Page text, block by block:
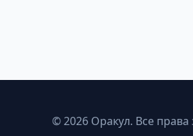
©2026 Оракул. Все